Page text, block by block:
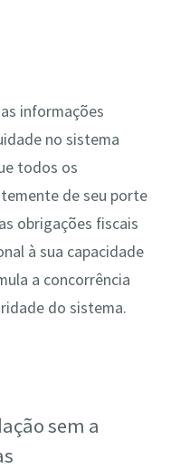
informações
no sistema
todos os
de seu porte
obrigações fiscais
à sua capacidade
a concorrência
do sistema.
sem a